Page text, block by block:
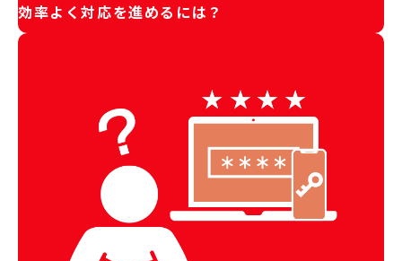
効率よく対応を進めるには？